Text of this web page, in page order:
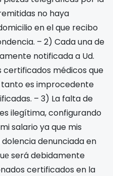
no haya
en el que recibo
– 2) Cada una de
notificada a Ud.
médicos que
es improcedente
– 3) La falta de
ilegítima, configurando
salario ya que mis
denunciada en
será debidamente
certificados en la